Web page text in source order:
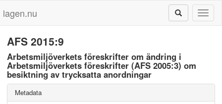
lagen.nu
AFS 2015:9
Arbetsmiljöverkets föreskrifter om ändring i
Arbetsmiljöverkets föreskrifter (AFS 2005:3) om
besiktning av trycksatta anordningar
Metadata